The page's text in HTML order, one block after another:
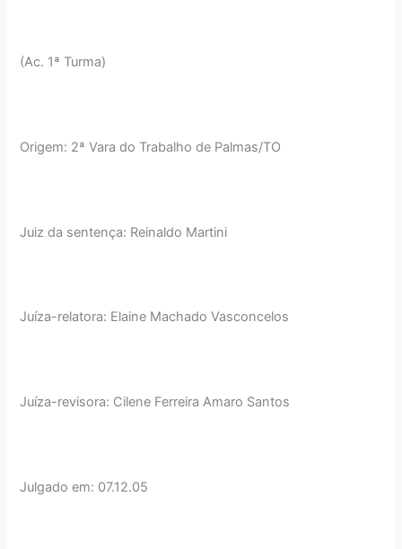
(Ac. 1ª Turma)
Origem: 2ª Vara do Trabalho de Palmas/TO
Juiz da sentença: Reinaldo Martini
Juíza-relatora: Elaine Machado Vasconcelos
Juíza-revisora: Cilene Ferreira Amaro Santos
Julgado em: 07.12.05